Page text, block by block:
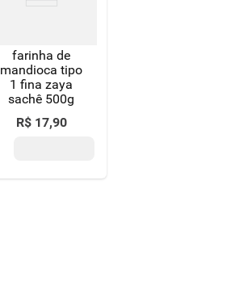
farinha de
mandioca tipo
1 fina zaya
sachê 500g
R$ 17,90